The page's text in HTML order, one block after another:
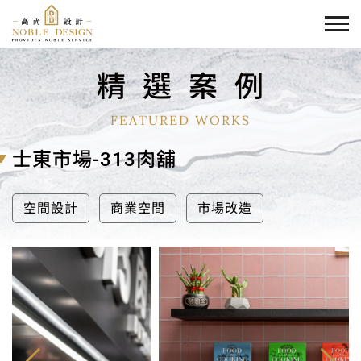
精 選 案 例
FEATURED WORKS
士東市場-313肉舖
空間設計 商業空間 市場改造